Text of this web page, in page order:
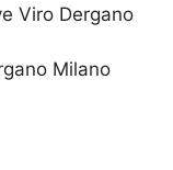
Viro Dergano
Milano